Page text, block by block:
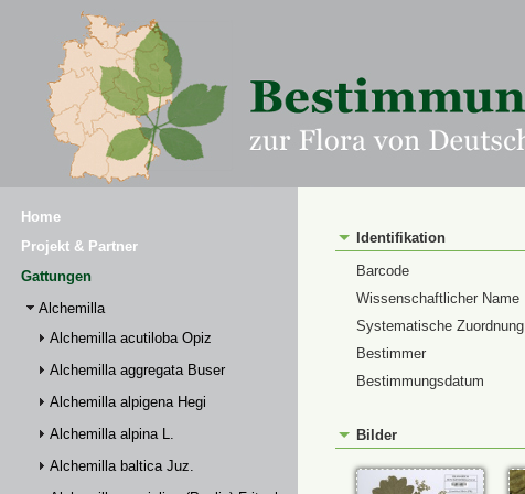
Home
Projekt & Partner
Gattungen
Alchemilla
Alchemilla acutiloba Opiz
Alchemilla aggregata Buser
Alchemilla alpigena Hegi
Alchemilla alpina L.
Alchemilla baltica Juz.
Identifikation
Barcode
Wissenschaftlicher Name
Systematische Zuordnung
Bestimmer
Bestimmungsdatum
Bilder